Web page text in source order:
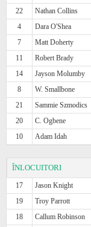
22
Nathan Collins
4
Dara O'Shea
7
Matt Doherty
11
Robert Brady
14
Jayson Molumby
8
W. Smallbone
21
Sammie Szmodics
20
C. Ogbene
10
Adam Idah
ÎNLOCUITORI
17 Jason Knight
19
Troy Parrott
18
Callum Robinson